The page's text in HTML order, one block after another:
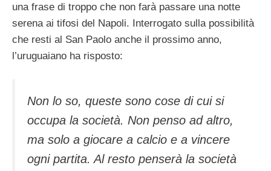
una frase di troppo che non farà passare una notte
serena ai tifosi del Napoli. Interrogato sulla possibilità
che resti al San Paolo anche il prossimo anno,
l’uruguaiano ha risposto:
Non lo so, queste sono cose di cui si
occupa la società. Non penso ad altro,
ma solo a giocare a calcio e a vincere
ogni partita. Al resto penserà la società